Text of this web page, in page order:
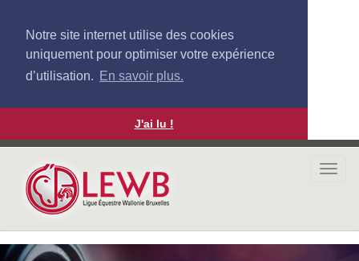
Notre site internet utilise des cookies
uniquement pour optimiser votre expérience
d’utilisation. En savoir plus.
J'ai lu !
Aller
contenu
principal